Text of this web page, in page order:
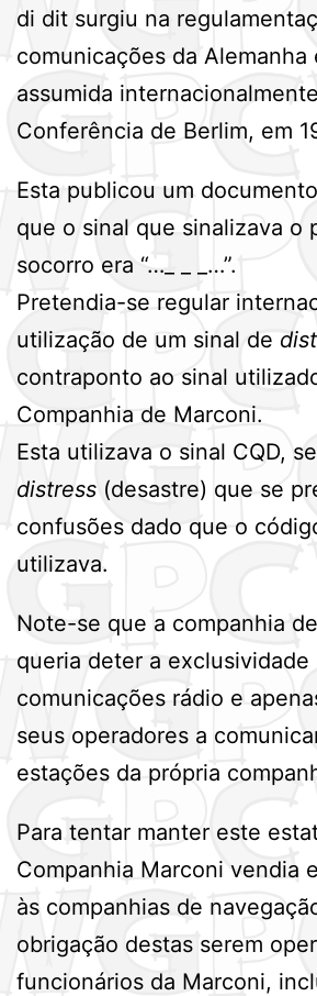
di dit surgiu na
comunicações da Alemanha
assumida
Conferência de Berlim, em
Esta publicou um
que o sinal que sinalizava o
socorro era “…_ _ _…”.
Pretendia-se regular
utilização de um sinal de
contraponto ao sinal
Companhia de Marconi.
Esta utilizava o sinal CQD,
distress (desastre) que se
confusões dado que o
utilizava.
Note-se que a companhia
queria deter a exclusividade
comunicações rádio e
seus operadores a
estações da própria
Para tentar manter este
Companhia Marconi vendia
às companhias de
obrigação destas serem
funcionários da Marconi,